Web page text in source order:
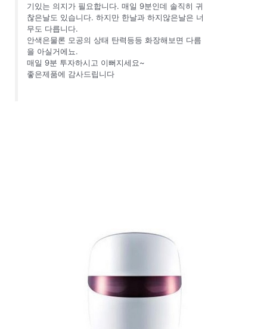
기있는 의지가 필요합니다. 매일 9분인데 솔직히 귀
찮은날도 있습니다. 하지만 한날과 하지않은날은 너
무도 다릅니다.
안색은물론 모공의 상태 탄력등등 화장해보면 다름
을 아실거에뇨.
매일 9분 투자하시고 이뻐지세요~
좋은제품에 감사드립니다